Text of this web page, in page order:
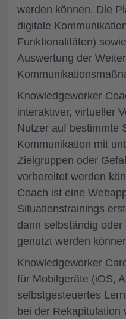
werden können. Die
digitale
Funktionalitäten)
Auswertung der
Knowledgeworker
interaktiver, virtueller
Nutzer auf bestimmte
Kommunikation mit
Zielgruppen oder
vorbereitet werden
Coach ist eine
Situationstrainings
dann selbständig
genutzt werden
Knowledgeworker
für Mobilgeräte (iOS,
selbstgesteuertes
bei der Rekapitulation